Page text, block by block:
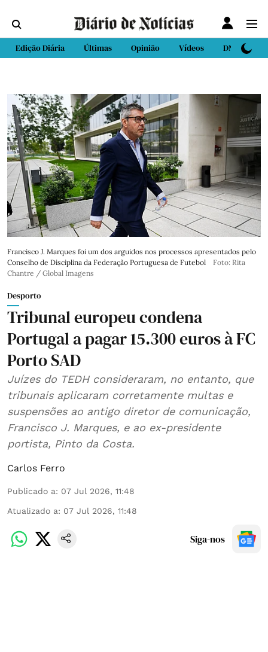
Edição Diária Últimas Opinião Vídeos DN Sport
Francisco J. Marques foi um dos arguidos nos processos apresentados pelo
Conselho de Disciplina da Federação Portuguesa de Futebol
Foto: Rita
Chantre / Global Imagens
Desporto
Tribunal europeu condena
Portugal a pagar 15.300 euros à FC
Porto SAD
Juízes do TEDH consideraram, no entanto, que
tribunais aplicaram corretamente multas e
suspensões ao antigo diretor de comunicação,
Francisco J. Marques, e ao ex-presidente
portista, Pinto da Costa.
Carlos Ferro
Publicado a: 07 Jul 2026, 11:48
Atualizado a: 07 Jul 2026, 11:48
Siga-nos